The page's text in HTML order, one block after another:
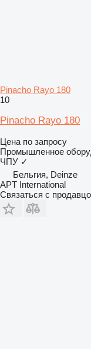
Pinacho Rayo 180
10
Pinacho Rayo 180
Цена по запросу
Промышленное
ЧПУ ✓
Бельгия, Deinze
APT International
Связаться с